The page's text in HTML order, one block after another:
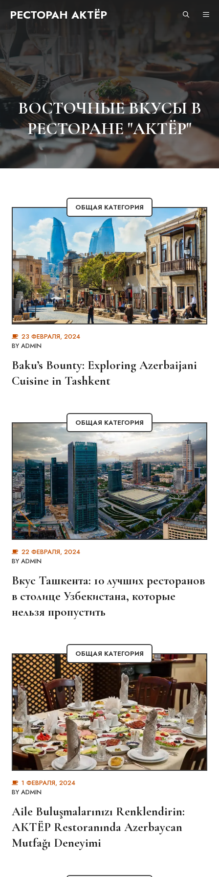
РЕСТОРАН АКТЁР
ВОСТОЧНЫЕ ВКУСЫ В
РЕСТОРАНЕ "АКТЁР"
ОБЩАЯ КАТЕГОРИЯ
23 ФЕВРАЛЯ, 2024
BY ADMIN
Baku’s Bounty: Exploring Azerbaijani
Cuisine in Tashkent
ОБЩАЯ КАТЕГОРИЯ
22 ФЕВРАЛЯ, 2024
BY ADMIN
Вкус Ташкента: 10 лучших ресторанов
в столице Узбекистана, которые
нельзя пропустить
ОБЩАЯ КАТЕГОРИЯ
1 ФЕВРАЛЯ, 2024
BY ADMIN
Aile Buluşmalarınızı Renklendirin:
АКТЁР Restoranında Azerbaycan
Mutfağı Deneyimi